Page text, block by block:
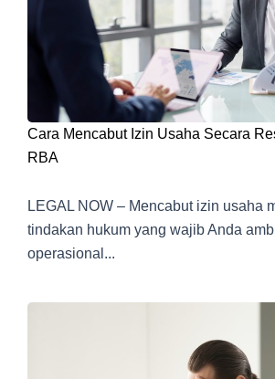
Cara Mencabut Izin Usaha Secara
RBA
LEGAL NOW – Mencabut izin usaha
tindakan hukum yang wajib Anda
operasional...